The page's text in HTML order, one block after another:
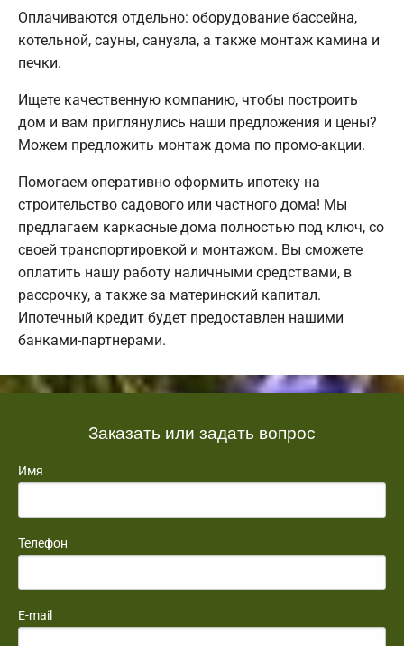
Оплачиваются отдельно: оборудование бассейна,
котельной, сауны, санузла, а также монтаж камина и
печки.
Ищете качественную компанию, чтобы построить
дом и вам приглянулись наши предложения и цены?
Можем предложить монтаж дома по промо-акции.
Помогаем оперативно оформить ипотеку на
строительство садового или частного дома! Мы
предлагаем каркасные дома полностью под ключ, со
своей транспортировкой и монтажом. Вы сможете
оплатить нашу работу наличными средствами, в
рассрочку, а также за материнский капитал.
Ипотечный кредит будет предоставлен нашими
банками-партнерами.
Заказать или задать вопрос
Имя
Телефон
E-mail